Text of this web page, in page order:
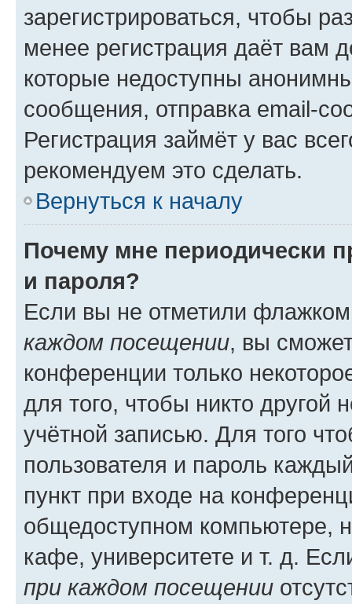
зарегистрироваться, чтобы
менее регистрация даёт вам
которые недоступны
сообщения, отправка email-
Регистрация займёт у вас
рекомендуем это сделать.
Вернуться к началу
Почему мне периодически
и пароля?
Если вы не отметили
каждом посещении, вы
конференции только
для того, чтобы никто другой
учётной записью. Для того
пользователя и пароль
пункт при входе на
общедоступном компьютере,
кафе, университете и т. д.
при каждом посещении